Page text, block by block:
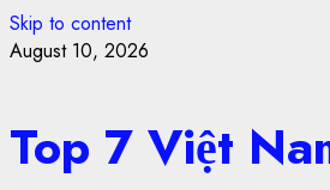
Skip to content
August 10, 2026
Top 7 Việt